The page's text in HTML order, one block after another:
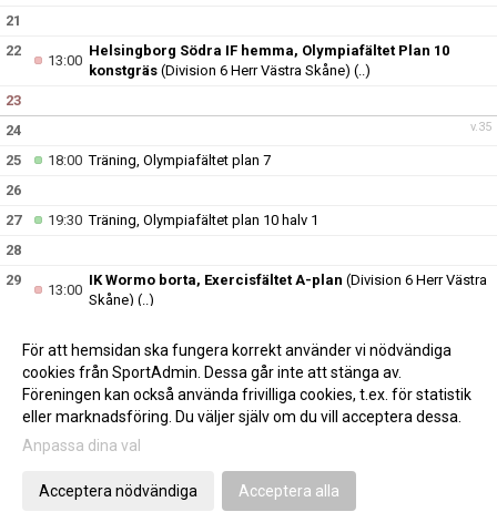
21
22
13:00
Helsingborg Södra IF hemma, Olympiafältet Plan 10
konstgräs (Division 6 Herr Västra Skåne) (..)
23
v.35
24
25
18:00Träning, Olympiafältet plan 7
26
27
19:30Träning, Olympiafältet plan 10 halv 1
28
29
13:00
IK Wormo borta, Exercisfältet A-plan (Division 6 Herr Västra
Skåne) (..)
Gå till Webbversion
För att hemsidan ska fungera korrekt använder vi nödvändiga
cookies från SportAdmin. Dessa går inte att stänga av.
Föreningen kan också använda frivilliga cookies, t.ex. för statistik
eller marknadsföring. Du väljer själv om du vill acceptera dessa.
Anpassa dina val
Acceptera nödvändiga Acceptera alla